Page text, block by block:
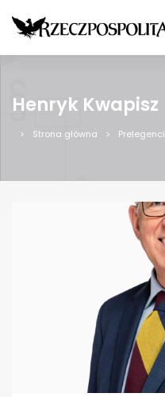
Henryk Kwapisz
Strona główna Prelegenci